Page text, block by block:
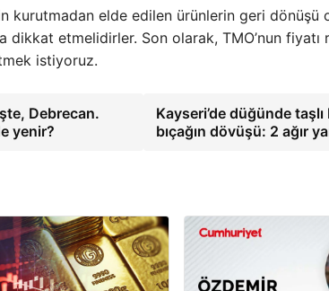
kurutmadan elde edilen ürünlerin geri dönüşü
etmelidirler. Son olarak, TMO’nun fiyatı
istiyoruz.
Debrecan.
yenir?
Kayseri’de düğünde
bıçağın dövüşü: 2 ağır